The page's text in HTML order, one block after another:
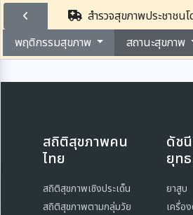
สำรวจสุขภาพประชาชน
พฤติกรรมสุขภาพ
สถานะสุขภาพ
สถิติสุขภาพคน
ไทย
สถิติสุขภาพเชิงประเด็น
สถิติสุขภาพตามกลุ่มวัย
ดัช
ยุท
ยาสูบ
เครื่อ